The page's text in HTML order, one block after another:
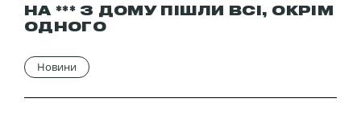
НА *** З ДОМУ ПІШЛИ ВСІ, ОКРІМ
ОДНОГО
Новини